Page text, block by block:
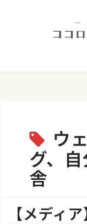
ウ
グ、
舎
【メディ